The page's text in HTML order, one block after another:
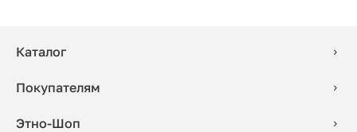
Каталог
Покупателям
Этно-Шоп